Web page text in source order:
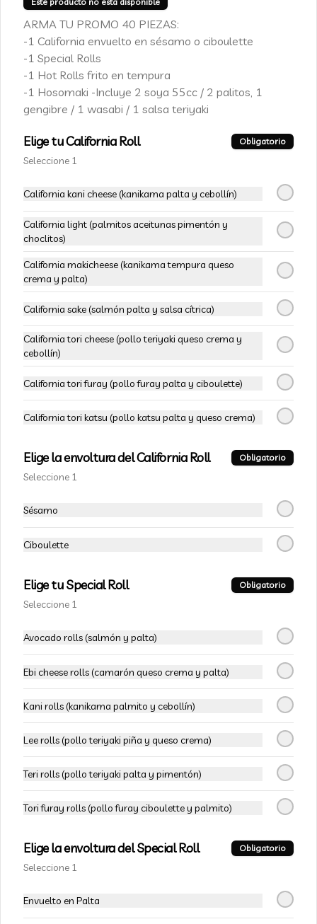
$6.490$8.990
79-Thai Rolls
Pollo teriyaki, queso crema y cebollín,
envuelto en palta, cubierto de wuantan
al hilo y bañado en salsa tamarindo
$6.490$8.990
-28%
Pollo furay, palta, cebollín, envuelto en
palta, cubierto en salsa huancaína /
salsa rocoto y papas al hilo
$6.490 $8.990
-28%
82-Acevichado One
Camarón furay, queso crema y
cebollín, envuelto en salmón y bañado
$6.490 $8.990
NO RICE
101 - Tempura Oriental Rolls
tempurizado, cubierto con salsa
$7.490$9.990
102 - Furay Oriental Rolls
$7.490$10.990
-32%
103 - Shrimp Oriental Rolls
Camarón furay, queso crema, palta,
Camarón furay, salmón, palta y queso
ARMA TU PROMO 40 PIEZAS:
-1 California envuelto en sésamo o ciboulette
-1 Special Rolls
-1 Hot Rolls frito en tempura
-1 Hosomaki -Incluye 2 soya 55cc / 2 palitos, 1
gengibre / 1 wasabi / 1 salsa teriyaki
Elige tu California Roll Obligatorio
Seleccione 1
California kani cheese (kanikama palta y cebollín)
California light (palmitos aceitunas pimentón y
choclitos)
California makicheese (kanikama tempura queso
crema y palta)
California sake (salmón palta y salsa cítrica)
California tori cheese (pollo teriyaki queso crema y
cebollín)
California tori furay (pollo furay palta y ciboulette)
California tori katsu (pollo katsu palta y queso crema)
Elige la envoltura del California Roll Obligatorio
Seleccione 1
Sésamo
Ciboulette
Elige tu Special Roll Obligatorio
Seleccione 1
Avocado rolls (salmón y palta)
Ebi cheese rolls (camarón queso crema y palta)
Kani rolls (kanikama palmito y cebollín)
Lee rolls (pollo teriyaki piña y queso crema)
Teri rolls (pollo teriyaki palta y pimentón)
Tori furay rolls (pollo furay ciboulette y palmito)
Elige la envoltura del Special Roll Obligatorio
Seleccione 1
Envuelto en Palta